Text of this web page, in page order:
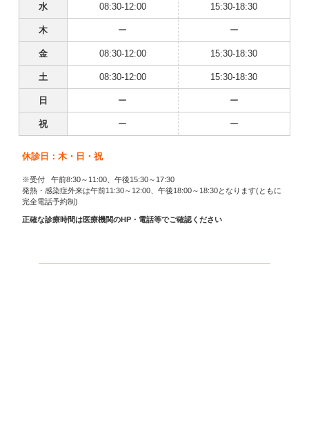
水 08:30-12:00 15:30-18:30
木 ー ー
金 08:30-12:00 15:30-18:30
土 08:30-12:00 15:30-18:30
日 ー ー
祝 ー ー
休診日：木・日・祝
※受付 午前8:30～11:00、午後15:30～17:30
発熱・感染症外来は午前11:30～12:00、午後18:00～18:30となります(ともに
完全電話予約制)
正確な診療時間は医療機関のHP・電話等でご確認ください